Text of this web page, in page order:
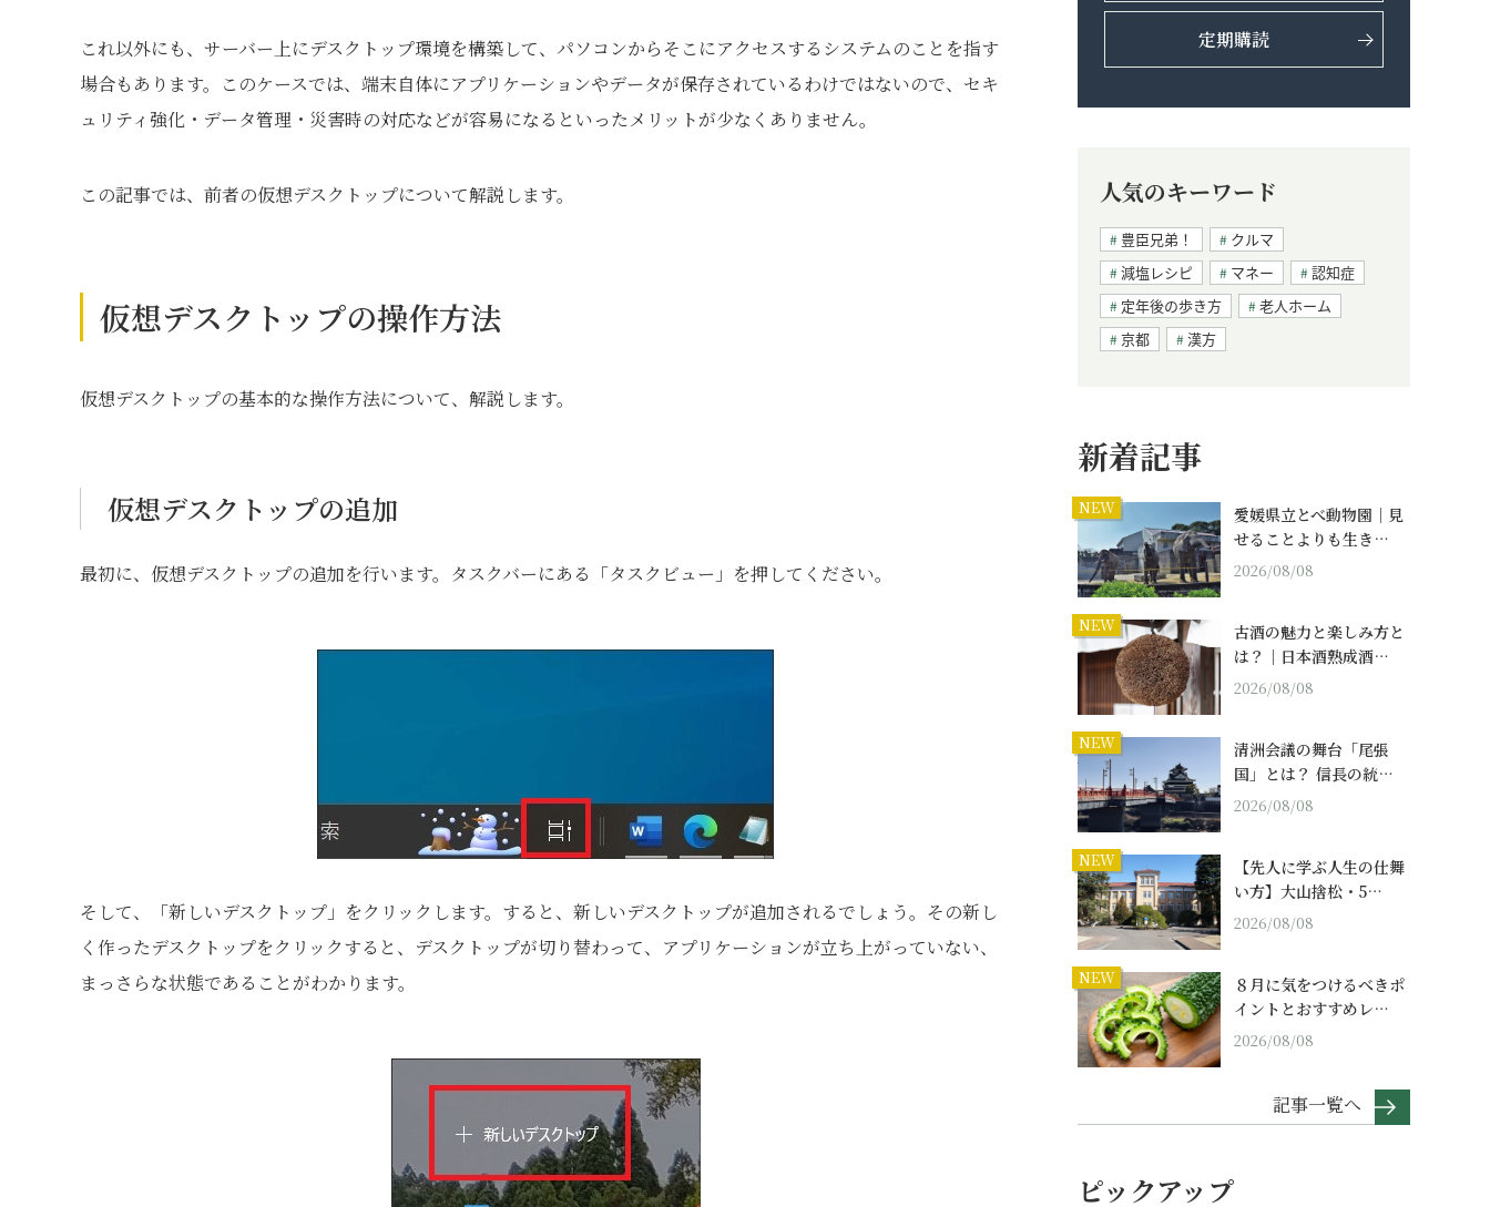
これ以外にも、サーバー上にデスクトップ環境を構築して、パソコンからそこにアクセスするシステムのことを指す
場合もあります。このケースでは、端末自体にアプリケーションやデータが保存されているわけではないので、セキ
ュリティ強化・データ管理・災害時の対応などが容易になるといったメリットが少なくありません。
この記事では、前者の仮想デスクトップについて解説します。
仮想デスクトップの操作方法
仮想デスクトップの基本的な操作方法について、解説します。
仮想デスクトップの追加
最初に、仮想デスクトップの追加を行います。タスクバーにある「タスクビュー」を押してください。
そして、「新しいデスクトップ」をクリックします。すると、新しいデスクトップが追加されるでしょう。その新し
く作ったデスクトップをクリックすると、デスクトップが切り替わって、アプリケーションが立ち上がっていない、
まっさらな状態であることがわかります。
定期購読
人気のキーワード
豊臣兄弟！
クルマ
減塩レシピ
マネー
認知症
定年後の歩き方
老人ホーム
京都
漢方
新着記事
NEW
愛媛県立とべ動物園｜見
せることよりも生き…
2026/08/08
NEW
古酒の魅力と楽しみ方と
は？｜日本酒熟成酒…
2026/08/08
NEW
清洲会議の舞台「尾張
国」とは？ 信長の統…
2026/08/08
NEW
【先人に学ぶ人生の仕舞
い方】大山捨松・5…
2026/08/08
NEW
８月に気をつけるべきポ
イントとおすすめレ…
2026/08/08
記事一覧へ
ピックアップ